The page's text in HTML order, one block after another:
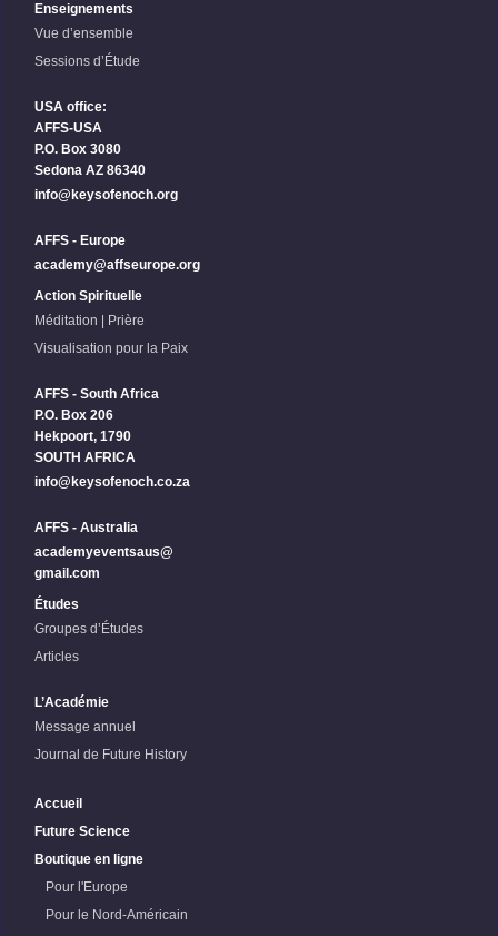
Enseignements
Vue d’ensemble
Sessions d’Étude
USA office:
AFFS-USA
P.O. Box 3080
Sedona AZ 86340
info@keysofenoch.org
AFFS - Europe
academy@affseurope.org
Action Spirituelle
Méditation | Prière
Visualisation pour la Paix
AFFS - South Africa
P.O. Box 206
Hekpoort, 1790
SOUTH AFRICA
info@keysofenoch.co.za
AFFS - Australia
academyeventsaus@
gmail.com
Études
Groupes d’Études
Articles
L’Académie
Message annuel
Journal de Future History
Accueil
Future Science
Boutique en ligne
Pour l'Europe
Pour le Nord-Américain